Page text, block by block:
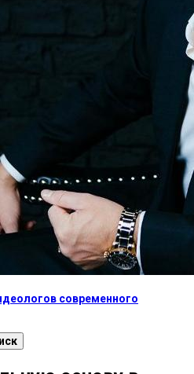
современного